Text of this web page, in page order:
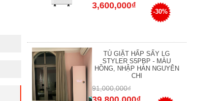
3,600,000₫
-30%
TỦ GIẶT HẤP SẤY LG
STYLER S5PBP - MÀU
HỒNG, NHẬP HÀN NGUYÊN
CHI
91,000,000₫